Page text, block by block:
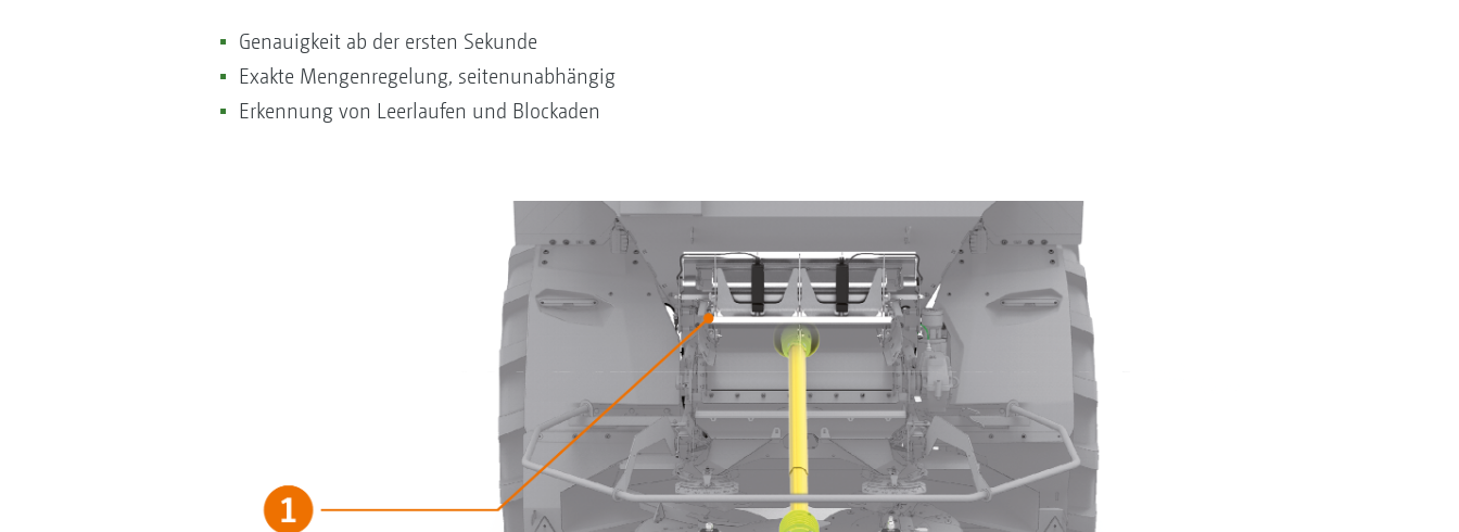
Genauigkeit ab der ersten Sekunde
Exakte Mengenregelung, seitenunabhängig
Erkennung von Leerlaufen und Blockaden